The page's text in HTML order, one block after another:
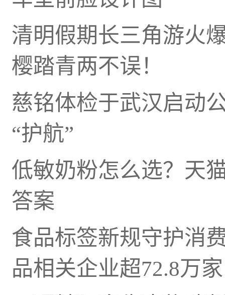
清明假期长三角游火
樱踏青两不误！
慈铭体检于武汉启动
“护航”
低敏奶粉怎么选？天
答案
食品标签新规守护消
品相关企业超72.8万家